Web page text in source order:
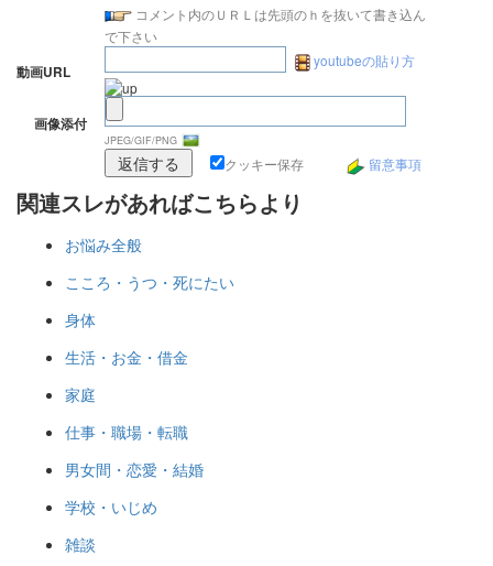
コメント内のＵＲＬは先頭のｈを抜いて書き込ん
で下さい
動画URL
youtubeの貼り方
画像添付
JPEG/GIF/PNG
クッキー保存 留意事項
関連スレがあればこちらより
お悩み全般
こころ・うつ・死にたい
身体
生活・お金・借金
家庭
仕事・職場・転職
男女間・恋愛・結婚
学校・いじめ
雑談